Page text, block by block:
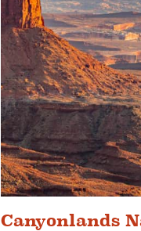
Canyonlands